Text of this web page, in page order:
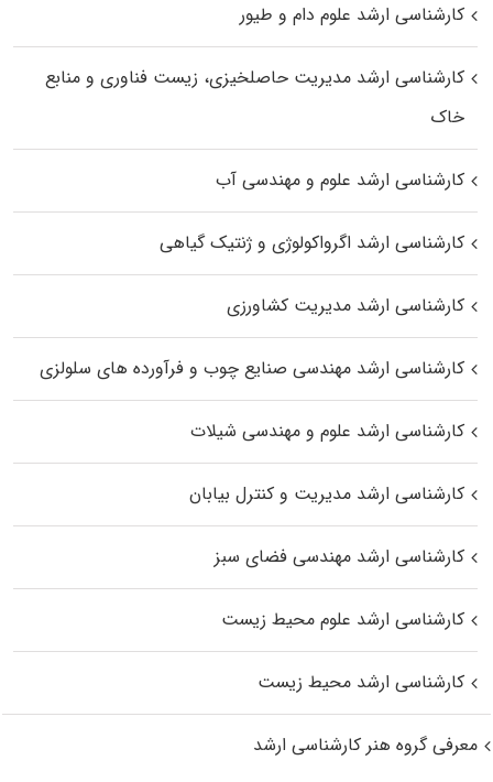
کارشناسی ارشد علوم دام و طیور
کارشناسی ارشد مدیریت حاصلخیزی، زیست فناوری و منابع
خاک
کارشناسی ارشد علوم و مهندسی آب
کارشناسی ارشد اگرواکولوژی و ژنتیک گیاهی
کارشناسی ارشد مدیریت کشاورزی
کارشناسی ارشد مهندسی صنایع چوب و فرآورده‌ های سلولزی
کارشناسی ارشد علوم و مهندسی شیلات
کارشناسی ارشد مدیریت و کنترل بیابان
کارشناسی ارشد مهندسی فضای سبز
کارشناسی ارشد علوم محیط‌ زیست
کارشناسی ارشد محیط زیست
معرفی گروه هنر کارشناسی ارشد